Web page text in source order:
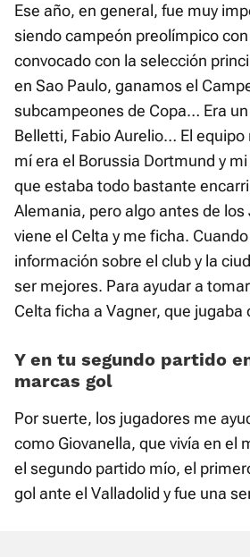
Ese año, en general, fue muy
siendo campeón preolímpico
convocado con la selección
en Sao Paulo, ganamos el
subcampeones de Copa… Era
Belletti, Fabio Aurelio… El
mí era el Borussia Dortmund y
que estaba todo bastante
Alemania, pero algo antes de los
viene el Celta y me ficha.
información sobre el club y la
ser mejores. Para ayudar a
Celta ficha a Vagner, que jugaba
Y en tu segundo partido
marcas gol
Por suerte, los jugadores me
como Giovanella, que vivía en el
el segundo partido mío, el
gol ante el Valladolid y fue una